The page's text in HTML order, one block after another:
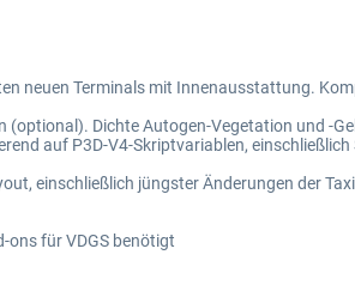
neuen Terminals mit Innenausstattung.
Dichte Autogen-Vegetation und -
auf P3D-V4-Skriptvariablen,
einschließlich jüngster Änderungen der
ons für VDGS benötigt